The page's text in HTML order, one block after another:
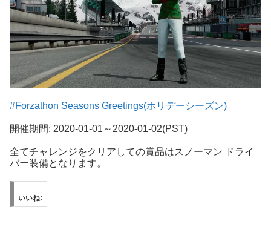
#Forzathon Seasons Greetings(ホリデーシーズン)
開催期間: 2020-01-01～2020-01-02(PST)
全てチャレンジをクリアしての賞品はスノーマン ドライ
バー装備となります。
いいね: